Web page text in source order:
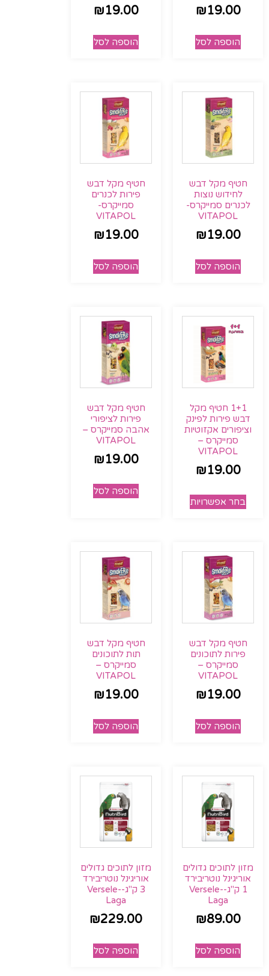
₪19.00
הוספה לסל
₪19.00
הוספה לסל
חטיף מקל דבש
לחידוש נוצות
לכנרים סמייקרס-
VITAPOL
₪19.00
הוספה לסל
חטיף מקל דבש
פירות לכנרים
סמייקרס-
VITAPOL
₪19.00
הוספה לסל
1+1 חטיף מקל
דבש פירות לפינק
וציפורים אקזוטיות
סמייקרס –
VITAPOL
₪19.00
בחר אפשרויות
חטיף מקל דבש
פירות לציפורי
אהבה סמייקרס –
VITAPOL
₪19.00
הוספה לסל
חטיף מקל דבש
פירות לתוכונים
סמייקרס –
VITAPOL
₪19.00
הוספה לסל
חטיף מקל דבש
תות לתוכונים
סמייקרס –
VITAPOL
₪19.00
הוספה לסל
מזון לתוכים גדולים
אוריגינל נוטריבירד
1 ק"ג-Versele-
Laga
₪89.00
הוספה לסל
מזון לתוכים גדולים
אוריגינל נוטריבירד
3 ק"ג-Versele-
Laga
₪229.00
הוספה לסל